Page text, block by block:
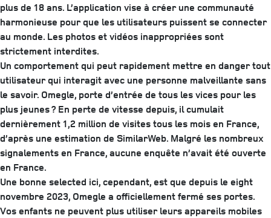
plus de 18 ans. L’application vise à créer une communauté
harmonieuse pour que les utilisateurs puissent se connecter
au monde. Les photos et vidéos inappropriées sont
strictement interdites.
Un comportement qui peut rapidement mettre en danger tout
utilisateur qui interagit avec une personne malveillante sans
le savoir. Omegle, porte d’entrée de tous les vices pour les
plus jeunes ? En perte de vitesse depuis, il cumulait
dernièrement 1,2 million de visites tous les mois en France,
d’après une estimation de SimilarWeb. Malgré les nombreux
signalements en France, aucune enquête n’avait été ouverte
en France.
Une bonne selected ici, cependant, est que depuis le eight
novembre 2023, Omegle a officiellement fermé ses portes.
Vos enfants ne peuvent plus utiliser leurs appareils mobiles